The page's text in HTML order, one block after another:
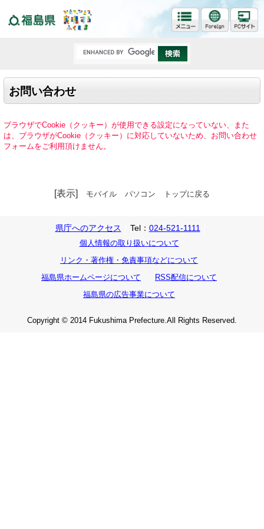
お問い合わせ
ブラウザでCookie（クッキー）が使用できる設定になっていない、また
は、ブラウザがCookie（クッキー）に対応していないため、お問い合わせ
フォームをご利用頂けません。
[表示] モバイル パソコン トップに戻る
県庁へのアクセス Tel： 024-521-1111
個人情報の取り扱いについて
リンク・著作権・免責事項などについて
福島県ホームページについて
RSS配信について
福島県の広告事業について
Copyright © 2014 Fukushima Prefecture.All Rights Reserved.